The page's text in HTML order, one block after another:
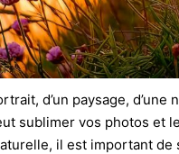
d’un paysage,
sublimer vos photos et
il est important